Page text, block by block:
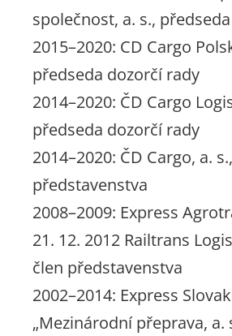
společnost, a. s.,
2015–2020: CD Cargo
předseda dozorčí rady
2014–2020: ČD Cargo
předseda dozorčí rady
2014–2020: ČD Cargo, a.
představenstva
2008–2009: Express
21. 12. 2012 Railtrans
člen představenstva
2002–2014: Express
„Mezinárodní přeprava, a.